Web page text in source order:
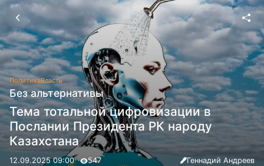
ПолитикаВласть
Без альтернативы
Тема тотальной цифровизации в
Послании Президента РК народу
Казахстана
12.09.2025 09:00 547 Геннадий Андреев